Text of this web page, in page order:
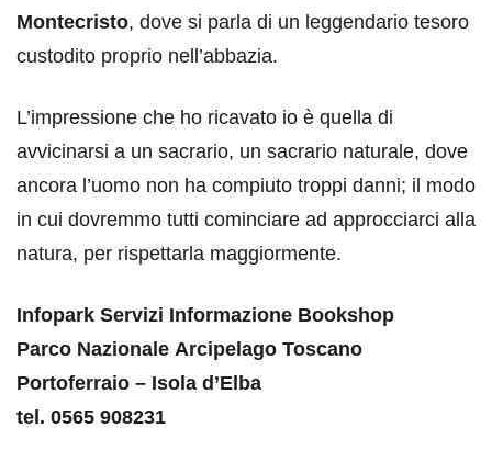
Montecristo, dove si parla di un leggendario tesoro
custodito proprio nell’abbazia.
L’impressione che ho ricavato io è quella di
avvicinarsi a un sacrario, un sacrario naturale, dove
ancora l’uomo non ha compiuto troppi danni; il modo
in cui dovremmo tutti cominciare ad approcciarci alla
natura, per rispettarla maggiormente.
Infopark Servizi Informazione Bookshop
Parco Nazionale Arcipelago Toscano
Portoferraio – Isola d’Elba
tel. 0565 908231